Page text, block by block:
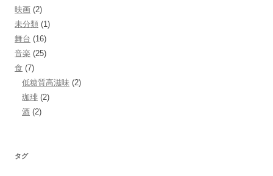
映画 (2)
未分類 (1)
舞台 (16)
音楽 (25)
食 (7)
低糖質高滋味 (2)
珈琲 (2)
酒 (2)
タグ